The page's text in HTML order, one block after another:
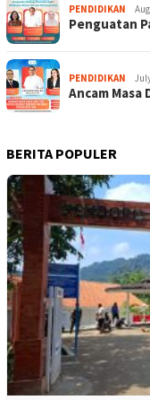
PENDIDIKAN
Penguatan
PENDIDIKAN
Ancam
BERITA POPULER